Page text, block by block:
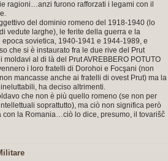
ragioni…anzi furono rafforzati i legami con il
del dominio romeno del 1918-1940 (lo
vedute larghe), le ferite della guerra e la
sovietica, 1940-1941 e 1944-1989, e
che si è instaurato fra le due rive del Prut
al di là del Prut AVREBBERO POTUTO
i loro fratelli di Dorohoi e Focşani (non
mancasse anche ai fratelli di ovest Prut) ma la
ha deciso altrimenti.
che non è più quello romeno (se non per
soprattutto), ma ciò non significa però
con la Romania…ciò lo dice, presumo, il tovarišč